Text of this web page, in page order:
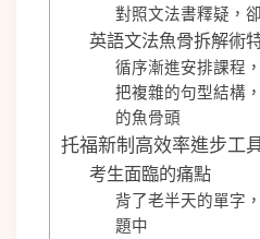
對照文法書釋疑，
英語文法魚骨拆解術
循序漸進安排課程
把複雜的句型結構
的魚骨頭
托福新制高效率進步工
考生面臨的痛點
背了老半天的單字
題中